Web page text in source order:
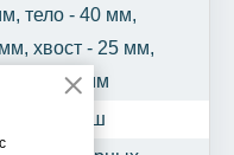
тело - 40 мм,
хвост - 25 мм,
- 6 мм
берш